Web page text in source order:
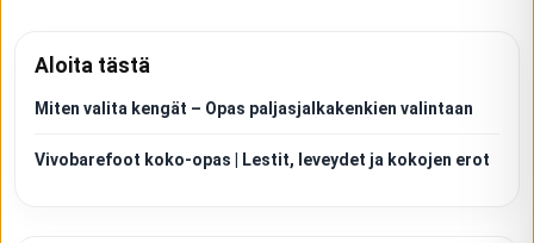
Aloita tästä
Miten valita kengät – Opas paljasjalkakenkien valintaan
Vivobarefoot koko-opas | Lestit, leveydet ja kokojen erot